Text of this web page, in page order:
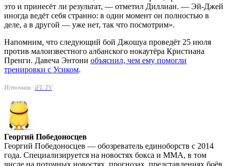
это и принесёт ли результат, — отметил Диллиан. — Эй-Джей
иногда ведёт себя странно: в один момент он полностью в
деле, а в другой — уже нет, так что посмотрим».
Напомним, что следующий бой Джошуа проведёт 25 июля
против малоизвестного албанского нокаутёра Кристиана
Пренги. Давеча Энтони объяснил, чем ему помогли
тренировки с Усиком.
Источник: iFL TV
Георгий Победоносцев
Георгий Победоносцев — обозреватель единоборств с 2014
года. Специализируется на новостях бокса и ММА, в том
числе на поточных новостях, прогнозах, представлениях боёв